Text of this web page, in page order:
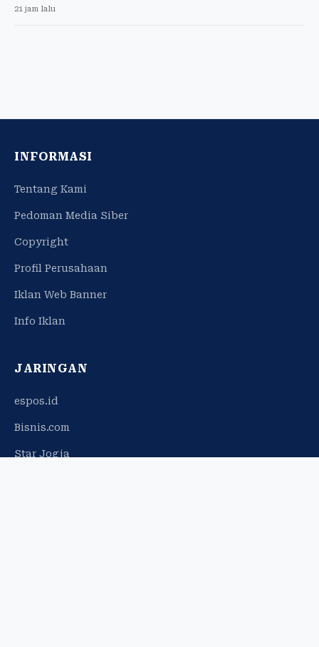
21 jam lalu
INFORMASI
Tentang Kami
Pedoman Media Siber
Copyright
Profil Perusahaan
Iklan Web Banner
Info Iklan
JARINGAN
espos.id
Bisnis.com
Star Jogja